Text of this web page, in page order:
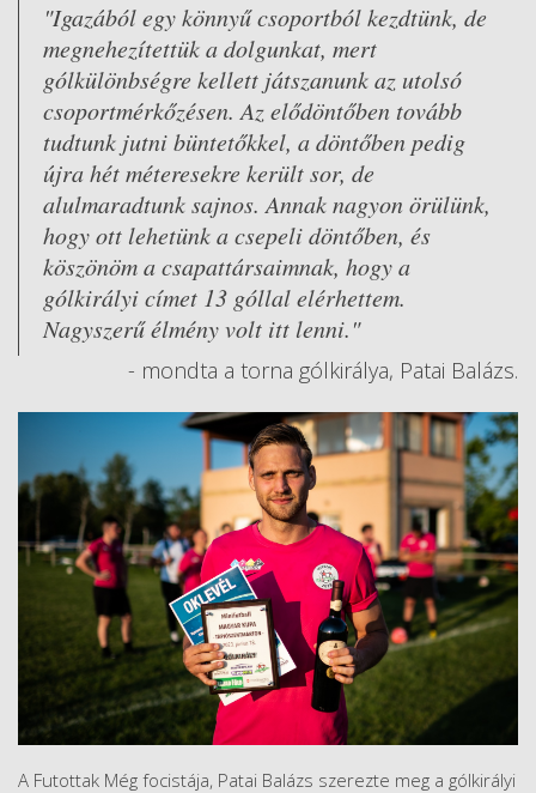
"Igazából egy könnyű csoportból kezdtünk, de
megnehezítettük a dolgunkat, mert
gólkülönbségre kellett játszanunk az utolsó
csoportmérkőzésen. Az elődöntőben tovább
tudtunk jutni büntetőkkel, a döntőben pedig
újra hét méteresekre került sor, de
alulmaradtunk sajnos. Annak nagyon örülünk,
hogy ott lehetünk a csepeli döntőben, és
köszönöm a csapattársaimnak, hogy a
gólkirályi címet 13 góllal elérhettem.
Nagyszerű élmény volt itt lenni."
- mondta a torna gólkirálya, Patai Balázs.
A Futottak Még focistája, Patai Balázs szerezte meg a gólkirályi